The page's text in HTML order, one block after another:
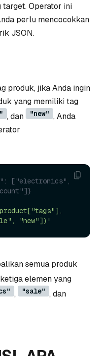
target. Operator ini
perlu mencocokkan
JSON.
produk, jika Anda ingin
yang memiliki tag
, dan "new" , Anda
["electronics",
"new"])'
semua produk
elemen yang
, "sale" , dan